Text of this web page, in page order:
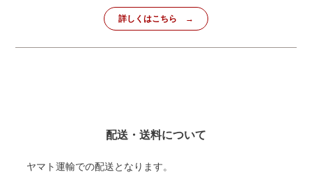
詳しくはこちら
配送・送料について
ヤマト運輸での配送となります。